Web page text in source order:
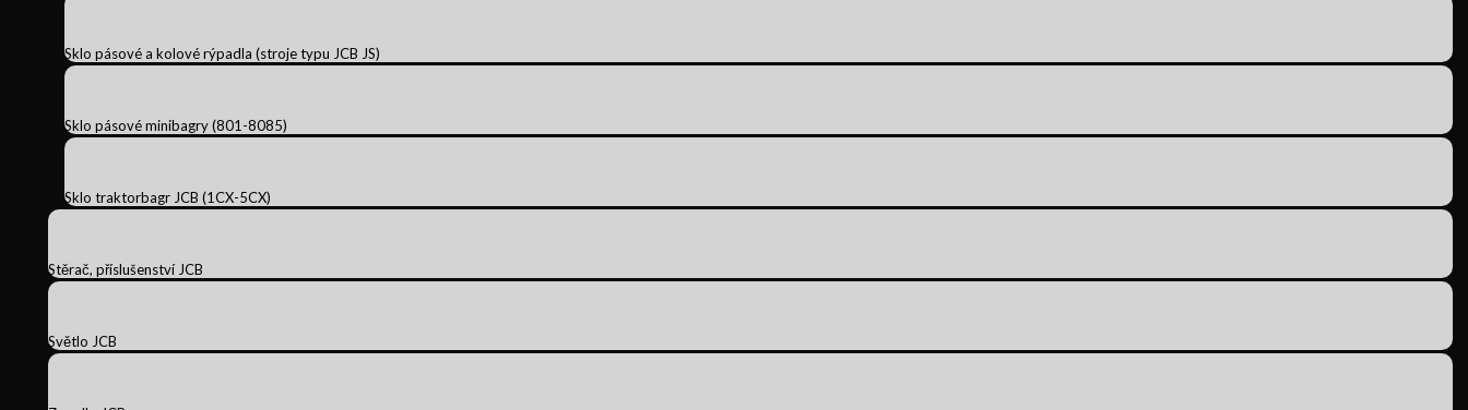
Sklo pásové a kolové rýpadla (stroje typu JCB JS)
Sklo pásové minibagry (801-8085)
Sklo traktorbagr JCB (1CX-5CX)
Stěrač, příslušenství JCB
Světlo JCB